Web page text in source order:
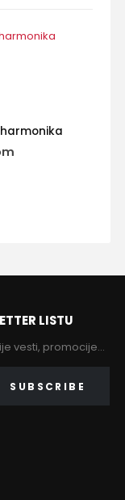
LISTU
vesti, promocije…